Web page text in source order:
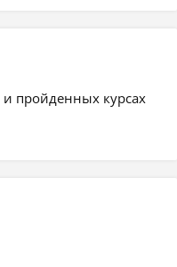
пройденных курсах